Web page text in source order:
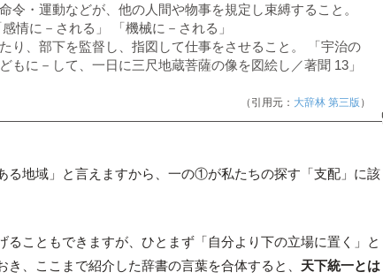
令・運動などが、他の人間や物事を規定し束縛すること。
感情に－される」 「機械に－される」
り、部下を監督し、指図して仕事をさせること。 「宇治の
もに－して、一日に三尺地蔵菩薩の像を図絵し／著聞 13」
（引用元： 大辞林 第三版 ）
る地域」と言えますから、一の①が私たちの探す「支配」に該
ることもできますが、ひとまず「自分より下の立場に置く」と
き、ここまで紹介した辞書の言葉を合体すると、 天下統一とは